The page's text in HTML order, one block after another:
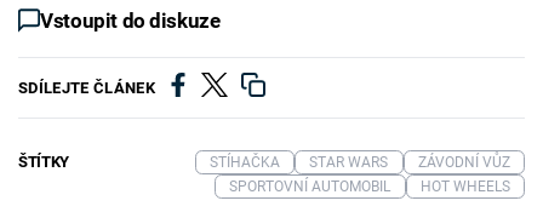
Vstoupit do diskuze
SDÍLEJTE ČLÁNEK
ŠTÍTKY STÍHAČKA STAR WARS
ZÁVODNÍ VŮZ
SPORTOVNÍ AUTOMOBIL
HOT WHEELS